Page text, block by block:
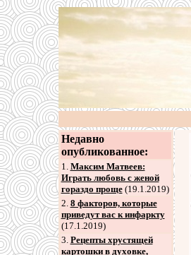
Недавно
опубликованное:
1. Максим Матвеев:
Играть любовь с женой
гораздо проще(19.1.2019)
2. 8 факторов, которые
приведут вас к инфаркту
(17.1.2019)
3. Рецепты хрустящей
картошки в духовке,